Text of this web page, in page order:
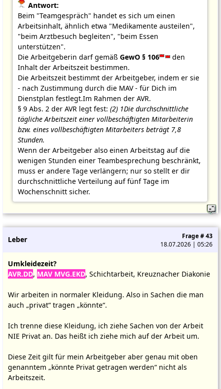
Antwort:
Beim "Teamgespräch" handet es sich um einen
Arbeitsinhalt, ähnlich etwa "Medikamente austeilen",
"beim Arztbesuch begleiten", "beim Essen
unterstützen".
Die Arbeitgeberin darf gemäßGewO § 106
den
Inhalt der Arbeitszeit bestimmen.
Die Arbeitszeit bestimmt der Arbeitgeber, indem er sie
- nach Zustimmung durch die MAV - für Dich im
Dienstplan festlegt.Im Rahmen der AVR.
§ 9 Abs. 2 der AVR legt fest:(2) 1Die durchschnittliche
tägliche Arbeitszeit einer vollbeschäftigten Mitarbeiterin
bzw. eines vollbeschäftigten Mitarbeiters beträgt 7,8
Stunden.
Wenn der Arbeitgeber also einen Arbeitstag auf die
wenigen Stunden einer Teambesprechung beschränkt,
muss er andere Tage verlängern; nur so stellt er dir
durchschnittliche Verteilung auf fünf Tage im
Wochenschnitt sicher.
Leber
Frage # 43
18.07.2026 | 05:26
Umkleidezeit?
AVR.DD, MAV MVG.EKD, Schichtarbeit, Kreuznacher Diakonie
Wir arbeiten in normaler Kleidung. Also in Sachen die man
auch „privat“ tragen „könnte“.
Ich trenne diese Kleidung, ich ziehe Sachen von der Arbeit
NIE Privat an. Das heißt ich ziehe mich auf der Arbeit um.
Diese Zeit gilt für mein Arbeitgeber aber genau mit oben
genanntem „könnte Privat getragen werden“ nicht als
Arbeitszeit.